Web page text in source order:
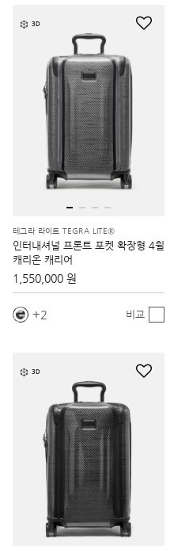
3D
테그라 라이트 TEGRA LITE®
인터내셔널 프론트 포켓 확장형 4휠
캐리온 캐리어
1,550,000 원
2 비교
3D